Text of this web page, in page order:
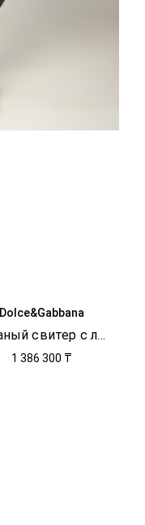
Dolce&Gabbana
Вязаный свитер с логотипом
1 386 300 ₸